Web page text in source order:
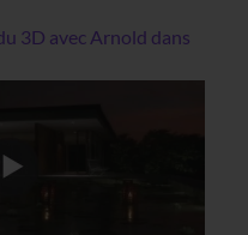
3D avec Arnold dans